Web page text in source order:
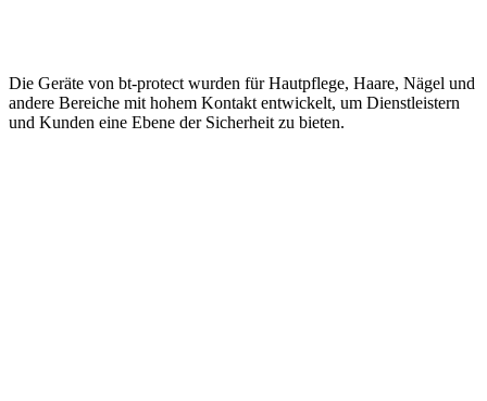
Die Geräte von bt-protect wurden für Hautpflege, Haare, Nägel und
andere Bereiche mit hohem Kontakt entwickelt, um Dienstleistern
und Kunden eine Ebene der Sicherheit zu bieten.